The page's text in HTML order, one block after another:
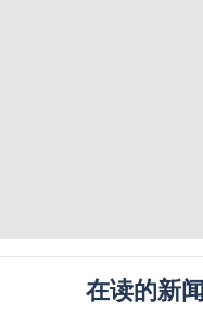
在读的新闻